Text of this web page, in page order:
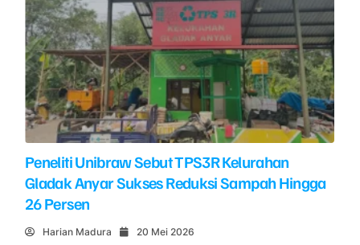
Peneliti Unibraw Sebut TPS3R Kelurahan
Gladak Anyar Sukses Reduksi Sampah Hingga
26 Persen
Harian Madura 20 Mei 2026